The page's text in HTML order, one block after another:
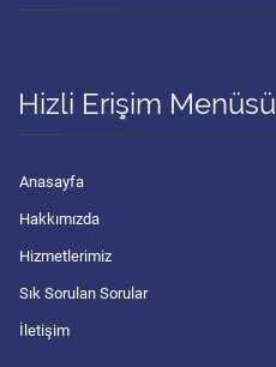
Hizli Erişim Menüsü
Anasayfa
Hakkımızda
Hizmetlerimiz
Sık Sorulan Sorular
İletişim